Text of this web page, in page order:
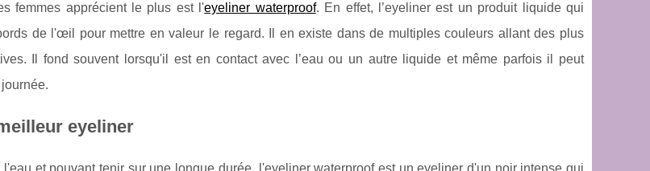
femmes apprécient le plus est l'eyeliner waterproof. En effet, l’eyeliner est un produit liquide qui
de l'œil pour mettre en valeur le regard. Il en existe dans de multiples couleurs allant des plus
Il fond souvent lorsqu'il est en contact avec l’eau ou un autre liquide et même parfois il peut
eyeliner